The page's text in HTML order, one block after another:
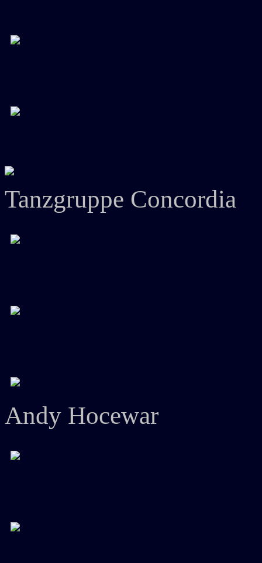
Tanzgruppe Concordia
Andy Hocewar